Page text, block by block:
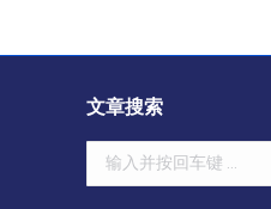
文章搜索
Search: